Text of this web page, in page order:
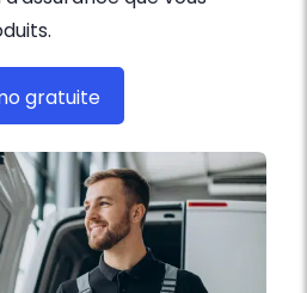
gratuite